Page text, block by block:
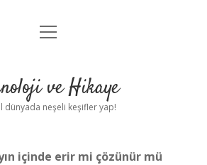
Anasayfa
Yasal Uyarı
menüyü
ve Hikaye
dünyada neşeli keşifler yap!
içinde erir mi çözünür mü